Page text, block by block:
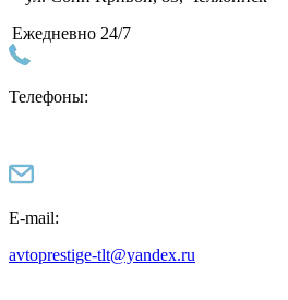
Ежедневно 24/7
Телефоны:
E-mail:
avtoprestige-tlt@yandex.ru